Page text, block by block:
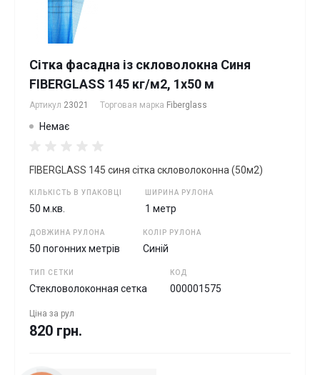
Сітка фасадна із скловолокна Синя
FIBERGLASS 145 кг/м2, 1х50 м
Артикул 23021 Торговая марка Fiberglass
Немає
FIBERGLASS 145 синя сітка скловолоконна (50м2)
КІЛЬКІСТЬ В УПАКОВЦІ
50 м.кв.
ШИРИНА РУЛОНА
1 метр
ДОВЖИНА РУЛОНА
50 погонних метрів
КОЛІР РУЛОНА
Синій
ТИП СЕТКИ
Стекловолоконная сетка
КОД
000001575
Ціна за рул
820 грн.